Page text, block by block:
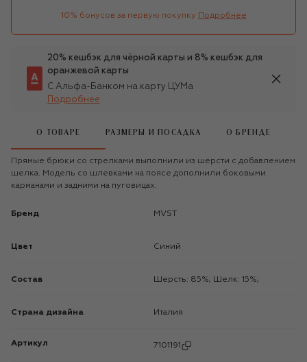
10% бонусов за первую покупку Подробнее
20% кешбэк для чёрной карты и 8% кешбэк для
оранжевой карты
С Альфа-Банком на карту ЦУМа
Подробнее
О ТОВАРЕ РАЗМЕРЫ И ПОСАДКА О БРЕНДЕ
Прямые брюки со стрелками выполнили из шерсти с добавлением
шелка. Модель со шлевками на поясе дополнили боковыми
карманами и задними на пуговицах.
Бренд MVST
Цвет Синий
Состав Шерсть: 85%; Шелк: 15%;
Страна дизайна Италия
Артикул 7101191